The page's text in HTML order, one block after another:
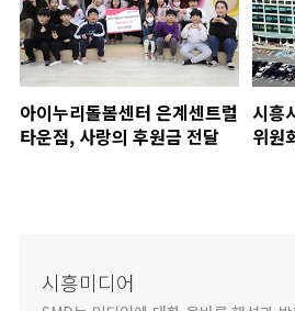
아이누리돌봄센터 은계센트럴
타운점, 사랑의 후원금 전달
시흥
위원
시흥미디어